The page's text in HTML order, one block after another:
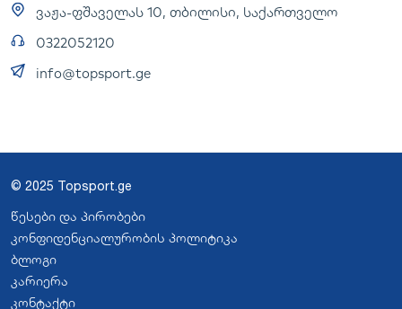
ვაჟა-ფშაველას 10, თბილისი, საქართველო
0322052120
info@topsport.ge
© 2025 Topsport.ge
წესები და პირობები
კონფიდენციალურობის პოლიტიკა
ბლოგი
კარიერა
კონტაქტი